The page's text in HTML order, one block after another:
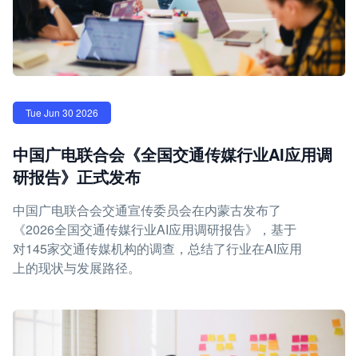
Tue Jun 30 2026
中国广电联合会《全国交通传媒行业AI应用调
研报告》正式发布
中国广电联合会交通宣传委员会在内蒙古发布了
《2026全国交通传媒行业AI应用调研报告》，基于
对145家交通传媒机构的调查，总结了行业在AI应用
上的现状与发展路径。